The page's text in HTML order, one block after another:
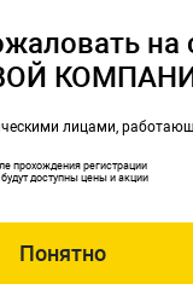
на
лицами,
прохождения регистрации
доступны цены и акции
Понятно